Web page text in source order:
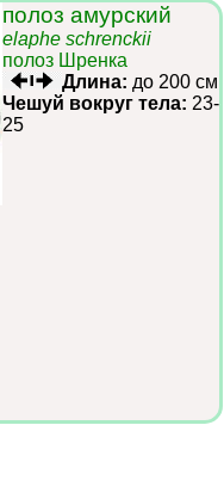
полоз амурский
elaphe schrenckii
полоз Шренка
Длина: до 200 см
Чешуй вокруг тела: 23-
25